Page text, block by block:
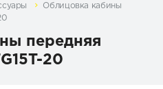
Облицовка кабины
передняя
20